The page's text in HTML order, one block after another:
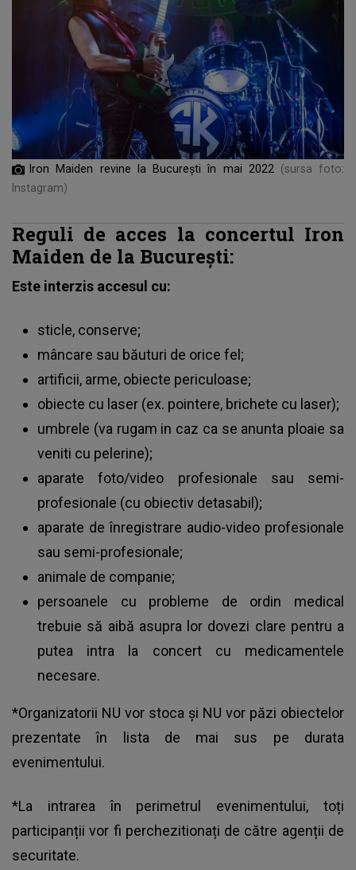
Iron Maiden revine la București în mai 2022 (sursa foto:
Instagram)
Reguli de acces la concertul Iron
Maiden de la București:
Este interzis accesul cu:
sticle, conserve;
mâncare sau băuturi de orice fel;
artificii, arme, obiecte periculoase;
obiecte cu laser (ex. pointere, brichete cu laser);
umbrele (va rugam in caz ca se anunta ploaie sa
veniti cu pelerine);
aparate foto/video profesionale sau semi-
profesionale (cu obiectiv detasabil);
aparate de înregistrare audio-video profesionale
sau semi-profesionale;
animale de companie;
persoanele cu probleme de ordin medical
trebuie să aibă asupra lor dovezi clare pentru a
putea intra la concert cu medicamentele
necesare.
*Organizatorii NU vor stoca și NU vor păzi obiectelor
prezentate în lista de mai sus pe durata
evenimentului.
*La intrarea în perimetrul evenimentului, toți
participanții vor fi perchezitionați de către agenții de
securitate.